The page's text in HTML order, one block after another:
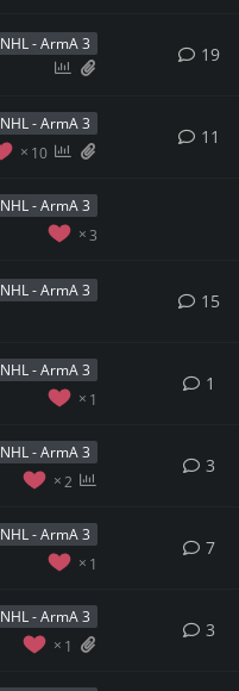
NHL - ArmA 3 19
NHL - ArmA 3
10
11
NHL - ArmA 3
3
NHL - ArmA 3 15
NHL - ArmA 3
1
1
NHL - ArmA 3
2
3
NHL - ArmA 3
1
7
NHL - ArmA 3
1
3